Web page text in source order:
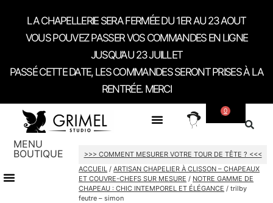
LA CHAPELLERIE SERA FERMÉE DU 1ER AU 23 AOUT
VOUS POUVEZ PASSER VOS COMMANDES EN LIGNE
JUSQU’AU 23 JUILLET
PASSÉ CETTE DATE, LES COMMANDES SERONT PRISES À LA
RENTRÉE. MERCI
0
MENU
BOUTIQUE
>>> COMMENT MESURER VOTRE TOUR DE TÊTE ? <<<
ACCUEIL /ARTISAN CHAPELIER À CLISSON – CHAPEAUX
ET COUVRE-CHEFS SUR MESURE / NOTRE GAMME DE
CHAPEAU : CHIC INTEMPOREL ET ÉLÉGANCE / trilby
feutre – simon